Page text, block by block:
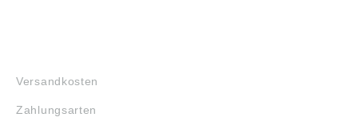
Versandkosten
Zahlungsarten